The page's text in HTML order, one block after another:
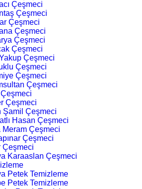
Çeşmeci
Çeşmeci
Çeşmeci
Çeşmeci
Çeşmeci
Çeşmeci
Çeşmeci
Çeşmeci
Çeşmeci
Çeşmeci
Çeşmeci
Şamil Çeşmeci
Hasan Çeşmeci
Meram Çeşmeci
Çeşmeci
Çeşmeci
Karaaslan Çeşmeci
Petek Temizleme
Petek Temizleme